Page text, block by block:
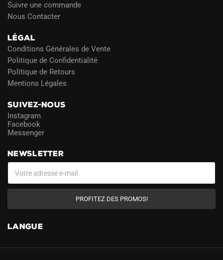
Suivre une commande
Nous Contacter
LÉGAL
Conditions Générales de Vente
Politique de Confidentialité
Politique de Retours
Mentions Légales
SUIVEZ-NOUS
Instagram
Facebook
Messenger
NEWSLETTER
PROFITEZ DES PROMOS!
LANGUE